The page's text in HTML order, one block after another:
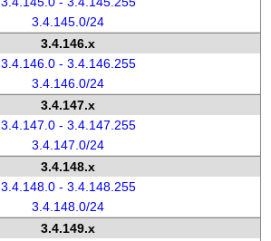
3.4.145.0/24
3.4.146.x
3.4.146.0 - 3.4.146.255
3.4.146.0/24
3.4.147.x
3.4.147.0 - 3.4.147.255
3.4.147.0/24
3.4.148.x
3.4.148.0 - 3.4.148.255
3.4.148.0/24
3.4.149.x